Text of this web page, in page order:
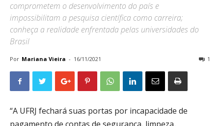
comprometem o desenvolvimento do país e
impossibilitam a pesquisa científica como carreira;
conheça a realidade enfrentada pelas universidades do
Brasil
Por Mariana Vieira - 16/11/2021 1
“A UFRJ fechará suas portas por incapacidade de